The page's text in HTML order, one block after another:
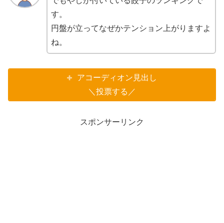
す。
円盤が立ってなぜかテンション上がりますよ
ね。
アコーディオン見出し
＼投票する／
スポンサーリンク